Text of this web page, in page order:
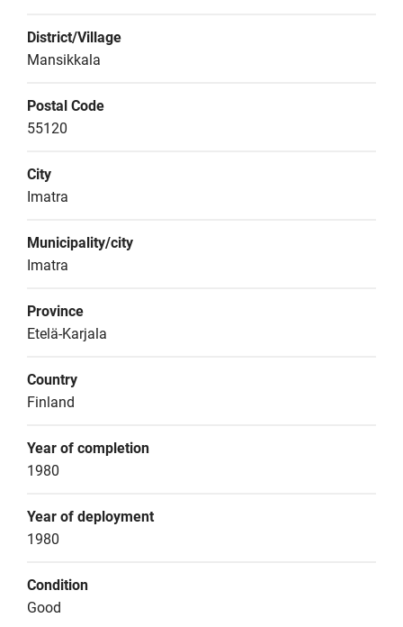
District/Village
Mansikkala
Postal Code
55120
City
Imatra
Municipality/city
Imatra
Province
Etelä-Karjala
Country
Finland
Year of completion
1980
Year of deployment
1980
Condition
Good